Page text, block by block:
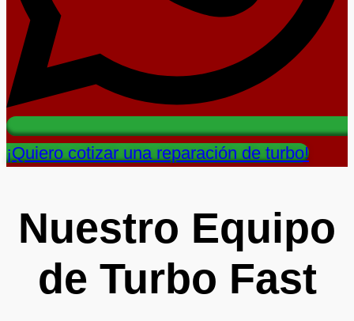
¡Quiero cotizar una reparación de turbo!
Nuestro Equipo
de Turbo Fast